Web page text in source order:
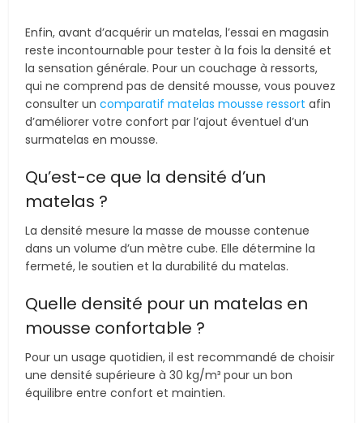
Enfin, avant d’acquérir un matelas, l’essai en magasin
reste incontournable pour tester à la fois la densité et
la sensation générale. Pour un couchage à ressorts,
qui ne comprend pas de densité mousse, vous pouvez
consulter uncomparatif matelas mousse ressort afin
d’améliorer votre confort par l’ajout éventuel d’un
surmatelas en mousse.
Qu’est-ce que la densité d’un
matelas ?
La densité mesure la masse de mousse contenue
dans un volume d’un mètre cube. Elle détermine la
fermeté, le soutien et la durabilité du matelas.
Quelle densité pour un matelas en
mousse confortable ?
Pour un usage quotidien, il est recommandé de choisir
une densité supérieure à 30 kg/m³ pour un bon
équilibre entre confort et maintien.